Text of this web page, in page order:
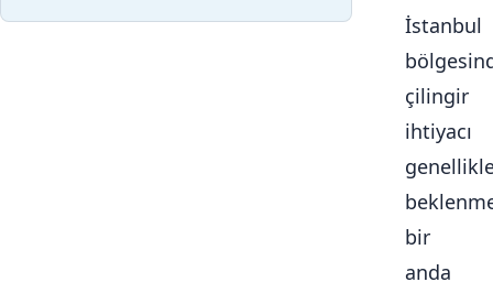
İstanbul
çilingir
ihtiyacı
bir
anda